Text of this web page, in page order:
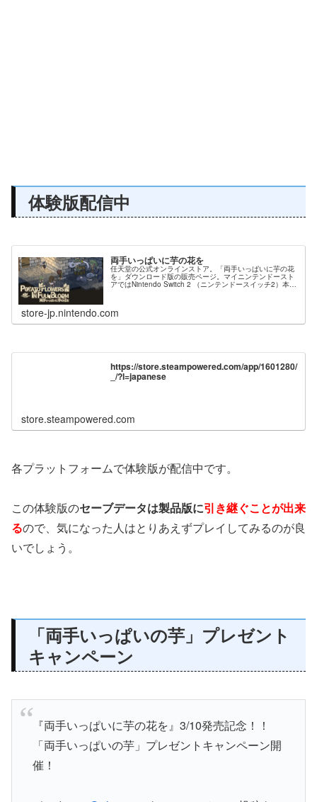
体験版配信中
両手いっぱいに芋の花を
任天堂の公式オンラインストア。「両手いっぱいに芋の花
を」ダウンロード版の販売ページ。マイニンテンドースト
アではNintendo Switch 2 （ニンテンドースイッチ2）本体
やソフト、オリジナルグッズ、公式ストア限定商品などを
store-jp.nintendo.com
https://store.steampowered.com/app/1601280/
_/?l=japanese
store.steampowered.com
各プラットフォームで体験版が配信中です。
この体験版のセーブデータは製品版に引き継ぐことが出来
るので、気になった人はとりあえずプレイしてみるのが良
いでしょう。
「両手いっぱいの芋」プレゼント
キャンペーン
『両手いっぱいに芋の花を』3/10発売記念！！
「両手いっぱいの芋」プレゼントキャンペーン開
催！